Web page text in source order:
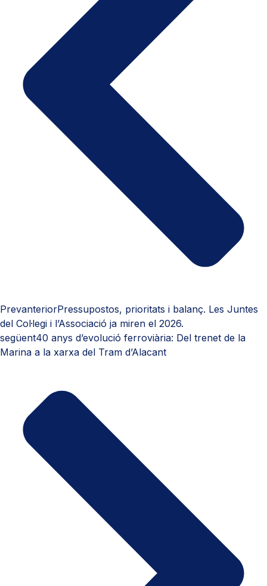
PrevanteriorPressupostos, prioritats i balanç. Les Juntes
del Col·legi i l’Associació ja miren el 2026.
següent40 anys d’evolució ferroviària: Del trenet de la
Marina a la xarxa del Tram d’Alacant